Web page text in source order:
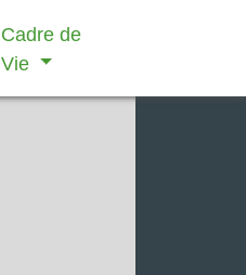
Cadre de
Vie